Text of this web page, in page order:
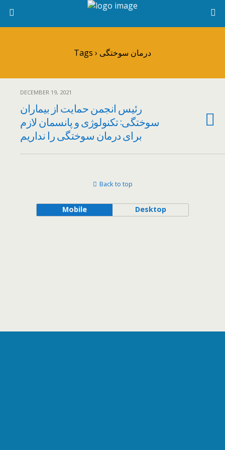
Tags › درمان سوختگی
DECEMBER 19, 2021
رئیس انجمن حمایت از بیماران
سوختگی: تکنولوژی و پانسمان لازم
برای درمان سوختگی را نداریم
Back to top
Mobile Desktop